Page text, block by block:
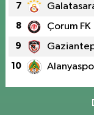
7
8 Çorum FK
9
10